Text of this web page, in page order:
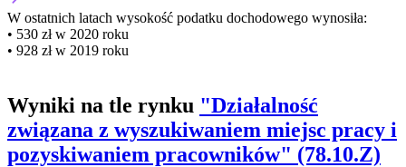
W ostatnich latach wysokość podatku dochodowego wynosiła:
• 530 zł w 2020 roku
• 928 zł w 2019 roku
Wyniki na tle rynku "Działalność
związana z wyszukiwaniem miejsc pracy i
pozyskiwaniem pracowników" (78.10.Z)